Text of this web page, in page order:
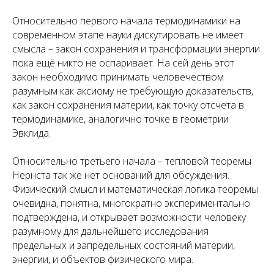
Относительно первого начала термодинамики на
современном этапе науки дискутировать не имеет
смысла – закон сохранения и трансформации энергии
пока ещё никто не оспаривает. На сей день этот
закон необходимо принимать человечеством
разумным как аксиому не требующую доказательств,
как закон сохранения материи, как точку отсчета в
термодинамике, аналогично точке в геометрии
Эвклида.
Относительно третьего начала – тепловой теоремы
Нернста так же нет оснований для обсуждения.
Физический смысл и математическая логика теоремы
очевидна, понятна, многократно экспериментально
подтверждена, и открывает возможности человеку
разумному для дальнейшего исследования
предельных и запредельных состояний материи,
энергии, и объектов физического мира.